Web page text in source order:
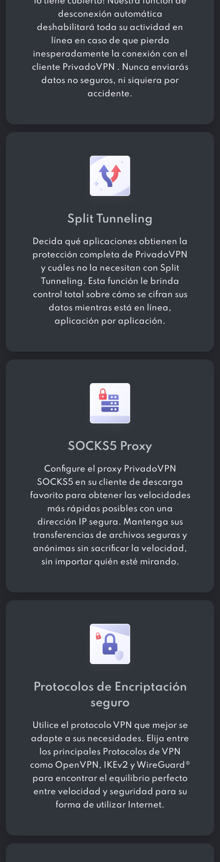
desconexión automática
deshabilitará toda su actividad en
línea en caso de que pierda
inesperadamente la conexión con el
cliente PrivadoVPN . Nunca enviarás
datos no seguros, ni siquiera por
accidente.
Split Tunneling
Decida qué aplicaciones obtienen la
protección completa de PrivadoVPN
y cuáles no la necesitan con Split
Tunneling. Esta función le brinda
control total sobre cómo se cifran sus
datos mientras está en línea,
aplicación por aplicación.
SOCKS5 Proxy
Configure el proxy PrivadoVPN
SOCKS5 en su cliente de descarga
favorito para obtener las velocidades
más rápidas posibles con una
dirección IP segura. Mantenga sus
transferencias de archivos seguras y
anónimas sin sacrificar la velocidad,
sin importar quién esté mirando.
Protocolos de Encriptación
seguro
Utilice el protocolo VPN que mejor se
adapte a sus necesidades. Elija entre
los principales Protocolos de VPN
como OpenVPN, IKEv2 y WireGuard®
para encontrar el equilibrio perfecto
entre velocidad y seguridad para su
forma de utilizar Internet.